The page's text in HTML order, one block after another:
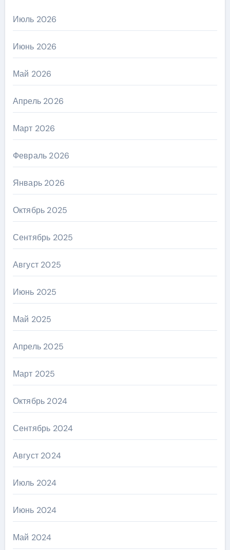
Июль 2026
Июнь 2026
Май 2026
Апрель 2026
Март 2026
Февраль 2026
Январь 2026
Октябрь 2025
Сентябрь 2025
Август 2025
Июнь 2025
Май 2025
Апрель 2025
Март 2025
Октябрь 2024
Сентябрь 2024
Август 2024
Июль 2024
Июнь 2024
Май 2024